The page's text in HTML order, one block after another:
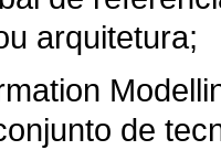
arquitetura;
de